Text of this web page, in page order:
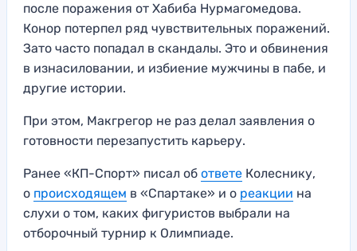
после поражения от Хабиба Нурмагомедова.
Конор потерпел ряд чувствительных поражений.
Зато часто попадал в скандалы. Это и обвинения
в изнасиловании, и избиение мужчины в пабе, и
другие истории.
При этом, Макгрегор не раз делал заявления о
готовности перезапустить карьеру.
Ранее «КП-Спорт» писал об ответе Колеснику,
о происходящем в «Спартаке» и о реакции на
слухи о том, каких фигуристов выбрали на
отборочный турнир к Олимпиаде.